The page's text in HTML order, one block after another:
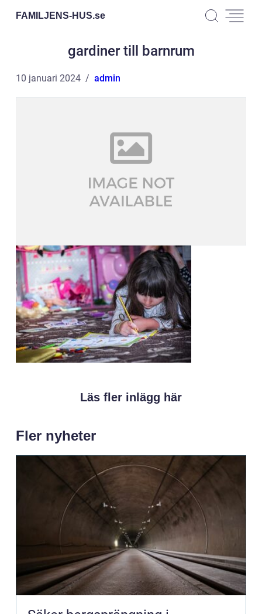
FAMILJENS-HUS.se
gardiner till barnrum
10 januari 2024 admin
Läs fler inlägg här
Fler nyheter